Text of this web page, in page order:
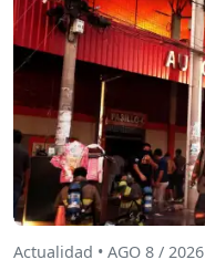
Actualidad • AGO 8 / 2026